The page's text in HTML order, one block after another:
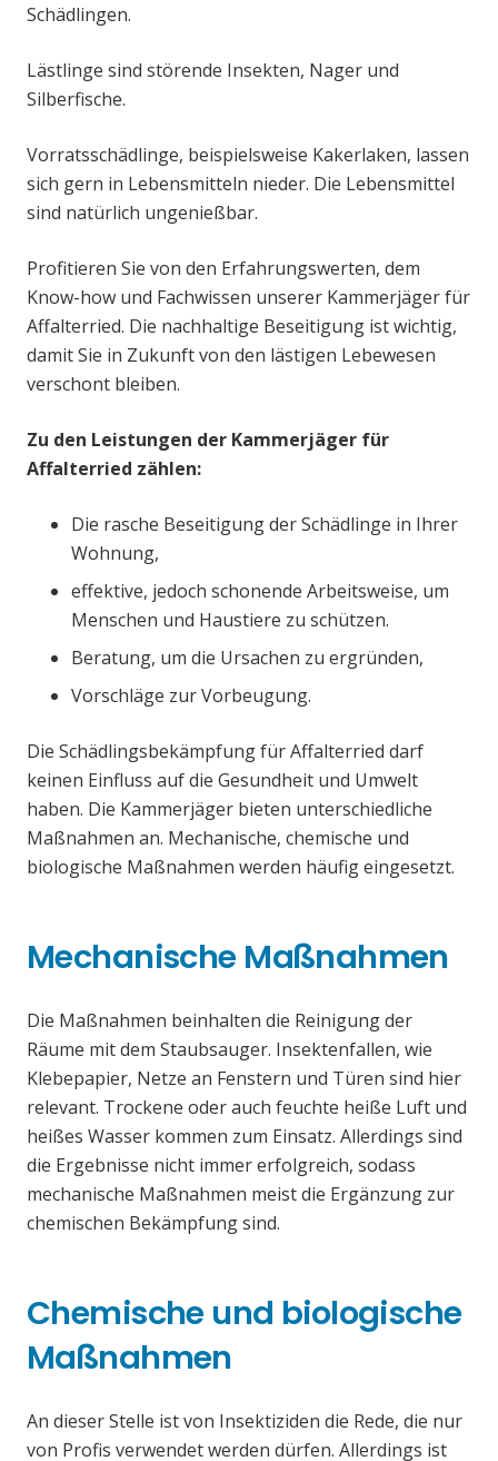
Schädlingen.
Lästlinge sind störende Insekten, Nager und
Silberfische.
Vorratsschädlinge, beispielsweise Kakerlaken, lassen
sich gern in Lebensmitteln nieder. Die Lebensmittel
sind natürlich ungenießbar.
Profitieren Sie von den Erfahrungswerten, dem
Know-how und Fachwissen unserer Kammerjäger für
Affalterried. Die nachhaltige Beseitigung ist wichtig,
damit Sie in Zukunft von den lästigen Lebewesen
verschont bleiben.
Zu den Leistungen der Kammerjäger für
Affalterried zählen:
Die rasche Beseitigung der Schädlinge in Ihrer
Wohnung,
effektive, jedoch schonende Arbeitsweise, um
Menschen und Haustiere zu schützen.
Beratung, um die Ursachen zu ergründen,
Vorschläge zur Vorbeugung.
Die Schädlingsbekämpfung für Affalterried darf
keinen Einfluss auf die Gesundheit und Umwelt
haben. Die Kammerjäger bieten unterschiedliche
Maßnahmen an. Mechanische, chemische und
biologische Maßnahmen werden häufig eingesetzt.
Mechanische Maßnahmen
Die Maßnahmen beinhalten die Reinigung der
Räume mit dem Staubsauger. Insektenfallen, wie
Klebepapier, Netze an Fenstern und Türen sind hier
relevant. Trockene oder auch feuchte heiße Luft und
heißes Wasser kommen zum Einsatz. Allerdings sind
die Ergebnisse nicht immer erfolgreich, sodass
mechanische Maßnahmen meist die Ergänzung zur
chemischen Bekämpfung sind.
Chemische und biologische
Maßnahmen
An dieser Stelle ist von Insektiziden die Rede, die nur
von Profis verwendet werden dürfen. Allerdings ist